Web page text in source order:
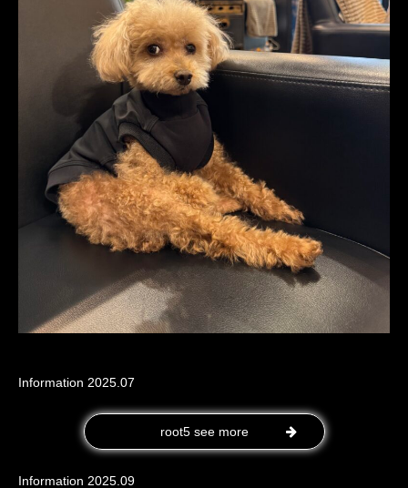
Information 2025.07
root5 see more
Information 2025.09